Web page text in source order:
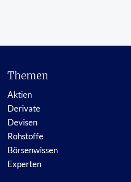
Themen
Aktien
Derivate
Devisen
Rohstoffe
Börsenwissen
Experten